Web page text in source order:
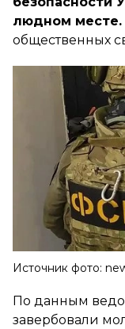
людном месте.
общественных
Источник фото:
По данным
завербовали